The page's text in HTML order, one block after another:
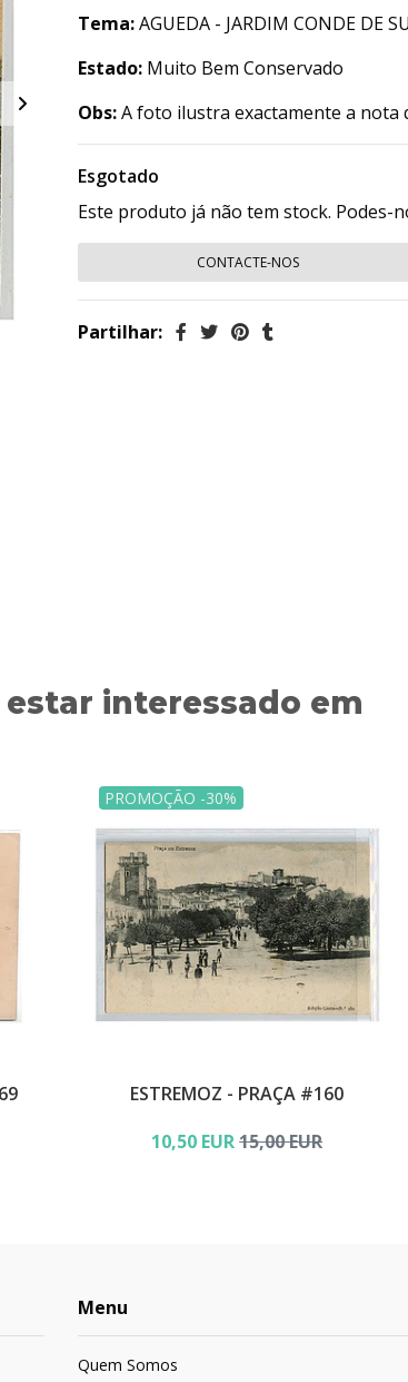
Tema:AGUEDA - JARDIM CONDE DE
Estado: Muito Bem Conservado
Obs:A foto ilustra exactamente a nota
Esgotado
Este produto já não tem stock. Podes-
CONTACTE-NOS
Partilhar:
interessado em
PROMOÇÃO -30%
ESTREMOZ - PRAÇA #160
10,50 EUR15,00 EUR
Menu
Quem Somos